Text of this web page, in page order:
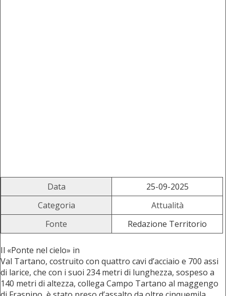
Data
25-09-2025
Categoria
Attualità
Fonte
Redazione Territorio
Il «Ponte nel cielo» in
Val Tartano, costruito con quattro cavi d’acciaio e 700 assi
di larice, che con i suoi 234 metri di lunghezza, sospeso a
140 metri di altezza, collega Campo Tartano al maggengo